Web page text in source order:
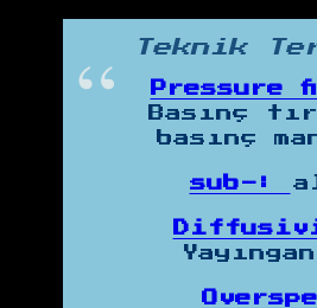
Teknik
Pressure
Basınç
basınç
sub-: